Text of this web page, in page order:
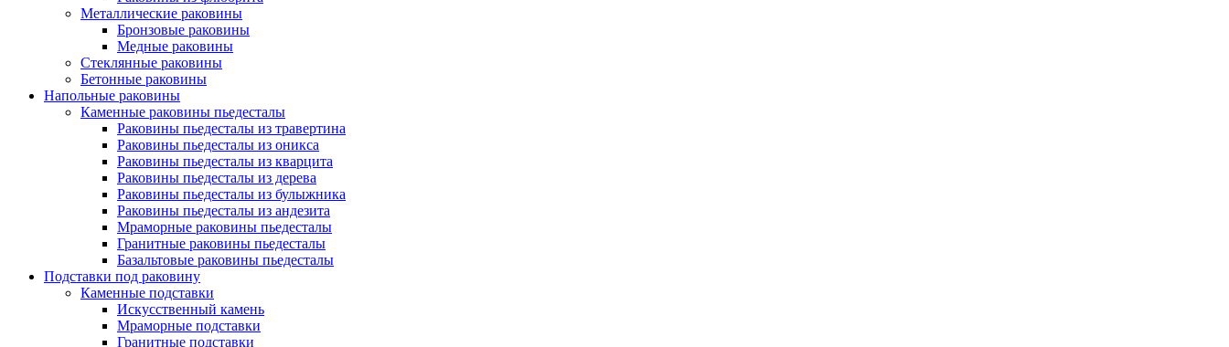
Металлические раковины
Бронзовые раковины
Медные раковины
Стеклянные раковины
Бетонные раковины
Напольные раковины
Каменные раковины пьедесталы
Раковины пьедесталы из травертина
Раковины пьедесталы из оникса
Раковины пьедесталы из кварцита
Раковины пьедесталы из дерева
Раковины пьедесталы из булыжника
Раковины пьедесталы из андезита
Мраморные раковины пьедесталы
Гранитные раковины пьедесталы
Базальтовые раковины пьедесталы
Подставки под раковину
Каменные подставки
Искусственный камень
Мраморные подставки
Гранитные подставки